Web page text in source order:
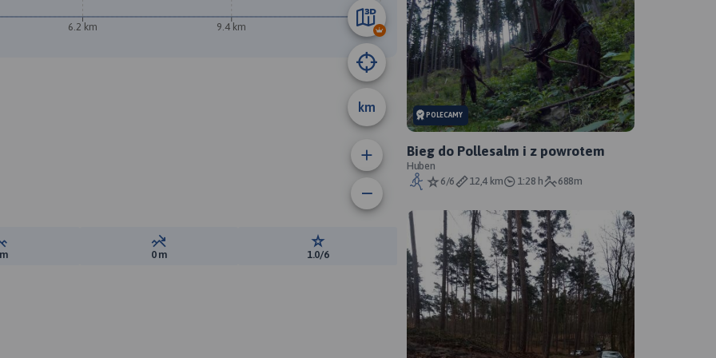
km
6.2 km 9.4 km 12 km
przewyższeń: Suma spadków:
0 m Ocena trasy:
1.0/6
POLECAMY
Bieg do Pollesalm i z powrotem
Huben
6/6
12,4 km 1:28 h 688m